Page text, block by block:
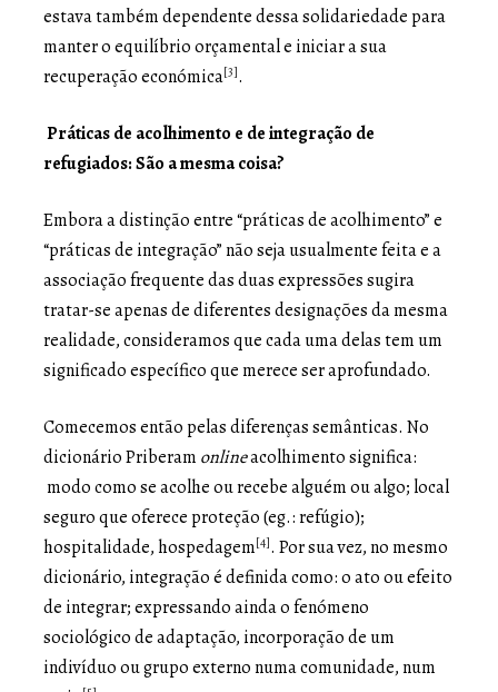
estava também dependente dessa solidariedade para
manter o equilíbrio orçamental e iniciar a sua
recuperação económica[3].
Práticas de acolhimento e de integração de
refugiados: São a mesma coisa?
Embora a distinção entre “práticas de acolhimento” e
“práticas de integração” não seja usualmente feita e a
associação frequente das duas expressões sugira
tratar-se apenas de diferentes designações da mesma
realidade, consideramos que cada uma delas tem um
significado específico que merece ser aprofundado.
Comecemos então pelas diferenças semânticas. No
dicionário Priberam onlineacolhimento significa:
modo como se acolhe ou recebe alguém ou algo; local
seguro que oferece proteção (eg.: refúgio);
hospitalidade, hospedagem[4]. Por sua vez, no mesmo
dicionário, integração é definida como: o ato ou efeito
de integrar; expressando ainda o fenómeno
sociológico de adaptação, incorporação de um
indivíduo ou grupo externo numa comunidade, num